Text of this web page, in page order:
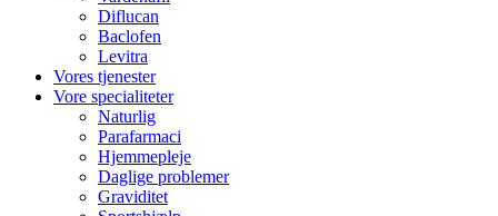
Diflucan
Baclofen
Levitra
Vores tjenester
Vore specialiteter
Naturlig
Parafarmaci
Hjemmepleje
Daglige problemer
Graviditet